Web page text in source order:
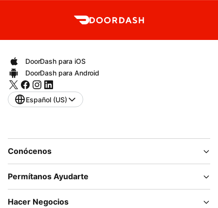
DoorDash para iOS
DoorDash para Android
Español (US)
Conócenos
Permítanos Ayudarte
Hacer Negocios